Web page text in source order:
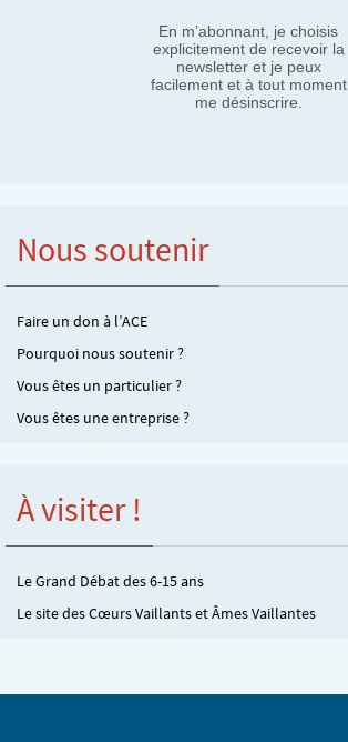
En m’abonnant, je choisis
explicitement de recevoir la
newsletter et je peux
facilement et à tout moment
me désinscrire.
Nous soutenir
Faire un don à l’ACE
Pourquoi nous soutenir ?
Vous êtes un particulier ?
Vous êtes une entreprise ?
À visiter !
Le Grand Débat des 6-15 ans
Le site des Cœurs Vaillants et Âmes Vaillantes